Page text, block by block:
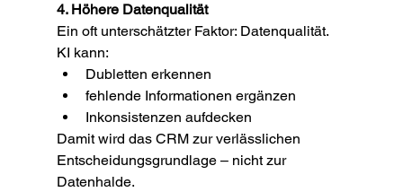
4. Höhere Datenqualität
Ein oft unterschätzter Faktor: Datenqualität.
KI kann:
Dubletten erkennen
fehlende Informationen ergänzen
Inkonsistenzen aufdecken
Damit wird das CRM zur verlässlichen
Entscheidungsgrundlage – nicht zur
Datenhalde.